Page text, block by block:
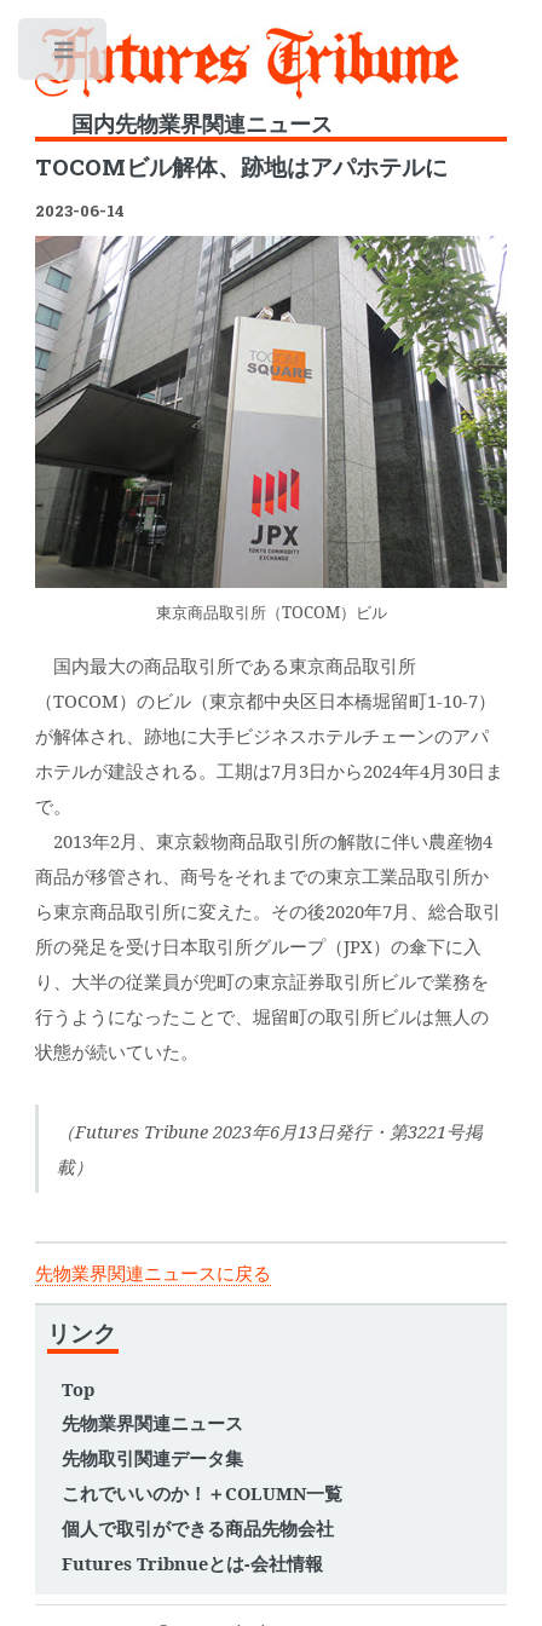
国内先物業界関連ニュース
TOCOMビル解体、跡地はアパホテルに
2023-06-14
東京商品取引所（TOCOM）ビル
国内最大の商品取引所である東京商品取引所
（TOCOM）のビル（東京都中央区日本橋堀留町1-10-7）
が解体され、跡地に大手ビジネスホテルチェーンのアパ
ホテルが建設される。工期は7月3日から2024年4月30日ま
で。
2013年2月、東京穀物商品取引所の解散に伴い農産物4
商品が移管され、商号をそれまでの東京工業品取引所か
ら東京商品取引所に変えた。その後2020年7月、総合取引
所の発足を受け日本取引所グループ（JPX）の傘下に入
り、大半の従業員が兜町の東京証券取引所ビルで業務を
行うようになったことで、堀留町の取引所ビルは無人の
状態が続いていた。
（Futures Tribune 2023年6月13日発行・第3221号掲
載）
先物業界関連ニュースに戻る
リンク
Top
先物業界関連ニュース
先物取引関連データ集
これでいいのか！＋COLUMN一覧
個人で取引ができる商品先物会社
Futures Tribnueとは-会社情報
Toggle